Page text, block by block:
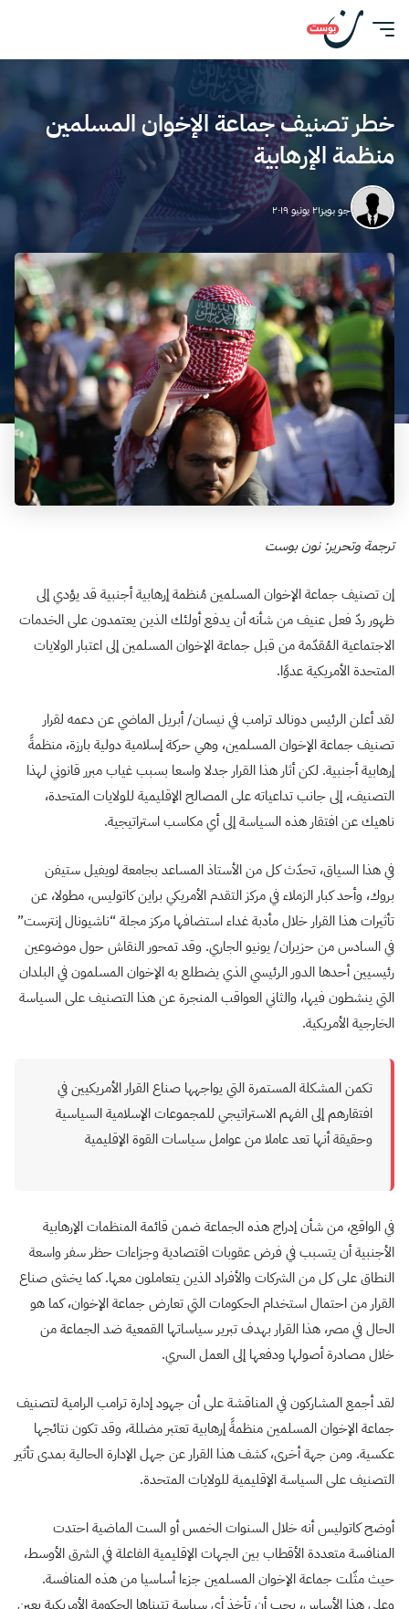
خطر تصنيف جماعة الإخوان المسلمين
منظمة الإرهابية
جو بويز٢١ يونيو ٢٠١٩
ترجمة وتحرير: نون بوست
إن تصنيف جماعة الإخوان المسلمين مُنظمة إرهابية أجنبية قد يؤدي إلى
ظهور ردّ فعل عنيف من شأنه أن يدفع أولئك الذين يعتمدون على الخدمات
الاجتماعية المُقدّمة من قبل جماعة الإخوان المسلمين إلى اعتبار الولايات
المتحدة الأمريكية عدوًا.
لقد أعلن الرئيس دونالد ترامب في نيسان/ أبريل الماضي عن دعمه لقرار
تصنيف جماعة الإخوان المسلمين، وهي حركة إسلامية دولية بارزة، منظمةً
إرهابية أجنبية. لكن أثار هذا القرار جدلا واسعا بسبب غياب مبرر قانوني لهذا
التصنيف، إلى جانب تداعياته على المصالح الإقليمية للولايات المتحدة،
ناهيك عن افتقار هذه السياسة إلى أي مكاسب استراتيجية.
في هذا السياق، تحدّث كل من الأستاذ المساعد بجامعة لويفيل ستيفن
بروك، وأحد كبار الزملاء في مركز التقدم الأمريكي براين كاتوليس، مطولا، عن
تأثيرات هذا القرار خلال مأدبة غداء استضافها مركز مجلة “ناشيونال إنترست”
في السادس من حزيران/ يونيو الجاري. وقد تمحور النقاش حول موضوعين
رئيسيين أحدها الدور الرئيسي الذي يضطلع به الإخوان المسلمون في البلدان
التي ينشطون فيها، والثاني العواقب المنجرة عن هذا التصنيف على السياسة
الخارجية الأمريكية.
تكمن المشكلة المستمرة التي يواجهها صناع القرار الأمريكيين في
افتقارهم إلى الفهم الاستراتيجي للمجموعات الإسلامية السياسية
وحقيقة أنها تعد عاملا من عوامل سياسات القوة الإقليمية
في الواقع، من شأن إدراج هذه الجماعة ضمن قائمة المنظمات الإرهابية
الأجنبية أن يتسبب في فرض عقوبات اقتصادية وجزاءات حظر سفر واسعة
النطاق على كل من الشركات والأفراد الذين يتعاملون معها. كما يخشى صناع
القرار من احتمال استخدام الحكومات التي تعارض جماعة الإخوان، كما هو
الحال في مصر، هذا القرار بهدف تبرير سياساتها القمعية ضد الجماعة من
خلال مصادرة أصولها ودفعها إلى العمل السري.
لقد أجمع المشاركون في المناقشة على أن جهود إدارة ترامب الرامية لتصنيف
جماعة الإخوان المسلمين منظمةً إرهابية تعتبر مضللة، وقد تكون نتائجها
عكسية. ومن جهة أخرى، كشف هذا القرار عن جهل الإدارة الحالية بمدى تأثير
التصنيف على السياسة الإقليمية للولايات المتحدة.
أوضح كاتوليس أنه خلال السنوات الخمس أو الست الماضية احتدت
المنافسة متعددة الأقطاب بين الجهات الإقليمية الفاعلة في الشرق الأوسط،
حيث مثّلت جماعة الإخوان المسلمين جزءا أساسيا من هذه المنافسة.
وعلى هذا الأساس، يجب أن تأخذ أي سياسة تتبناها الحكومة الأمريكية بعين